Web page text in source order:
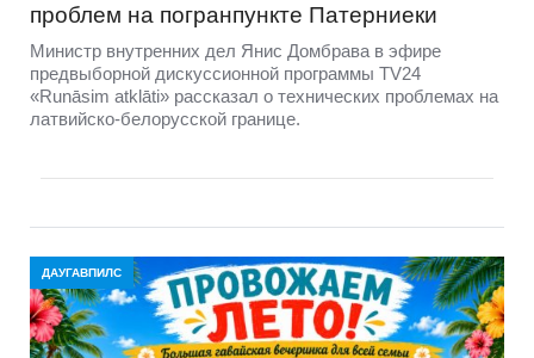
проблем на погранпункте Патерниеки
Министр внутренних дел Янис Домбрава в эфире
предвыборной дискуссионной программы TV24
«Runāsim atklāti» рассказал о технических проблемах на
латвийско-белорусской границе.
ДАУГАВПИЛС